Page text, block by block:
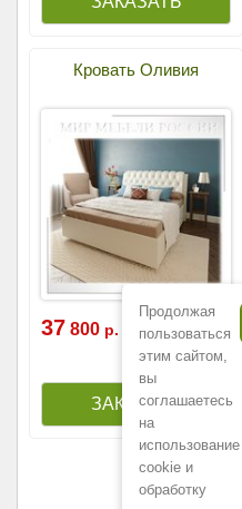
Кровать Оливия
37 800 р.
Продолжая
пользоваться
этим сайтом,
вы
соглашаетесь
на
использование
cookie и
обработку